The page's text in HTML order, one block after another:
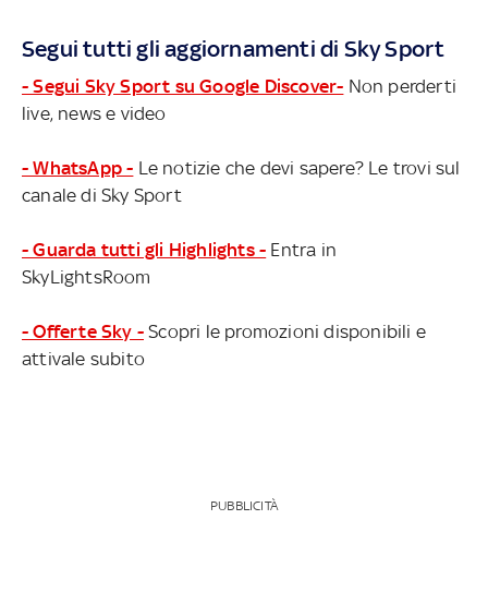
LUTTO: E' MORTO MINO RAIOLA
Segui tutti gli aggiornamenti di Sky Sport
- Segui Sky Sport su Google Discover- Non perderti
live, news e video
- WhatsApp - Le notizie che devi sapere? Le trovi sul
canale di Sky Sport
- Guarda tutti gli Highlights - Entra in
SkyLightsRoom
- Offerte Sky - Scopri le promozioni disponibili e
attivale subito
PUBBLICITÀ